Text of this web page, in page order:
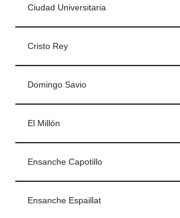
Ciudad Universitaria
Cristo Rey
Domingo Savio
El Millón
Ensanche Capotillo
Ensanche Espaillat